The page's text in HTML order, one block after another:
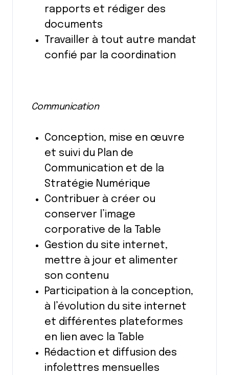
rapports et rédiger des
documents
Travailler à tout autre mandat
confié par la coordination
Communication
Conception, mise en œuvre
et suivi du Plan de
Communication et de la
Stratégie Numérique
Contribuer à créer ou
conserver l’image
corporative de la Table
Gestion du site internet,
mettre à jour et alimenter
son contenu
Participation à la conception,
à l’évolution du site internet
et différentes plateformes
en lien avec la Table
Rédaction et diffusion des
infolettres mensuelles